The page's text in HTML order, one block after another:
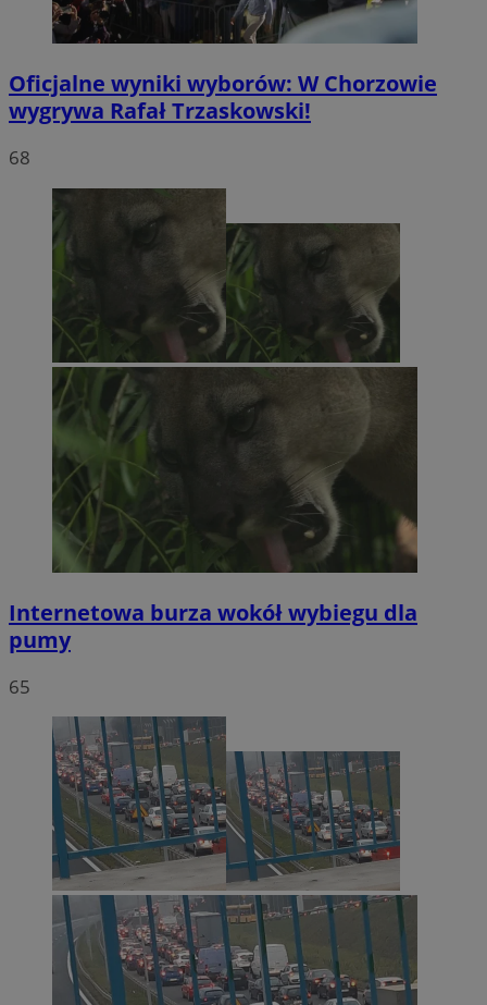
Oficjalne wyniki wyborów: W Chorzowie
wygrywa Rafał Trzaskowski!
68
Internetowa burza wokół wybiegu dla
pumy
65